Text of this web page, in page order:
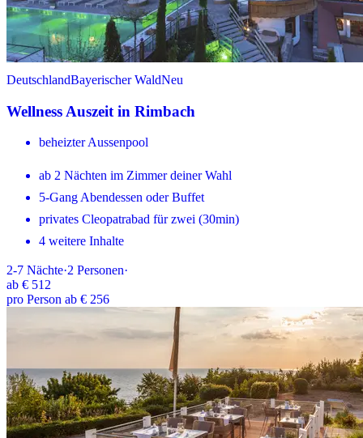
DeutschlandBayerischer WaldNeu
Wellness Auszeit in Rimbach
beheizter Aussenpool
ab 2 Nächten im Zimmer deiner Wahl
5-Gang Abendessen oder Buffet
privates Cleopatrabad für zwei (30min)
4 weitere Inhalte
2-7 Nächte·2 Personen·
ab € 512
pro Person ab € 256